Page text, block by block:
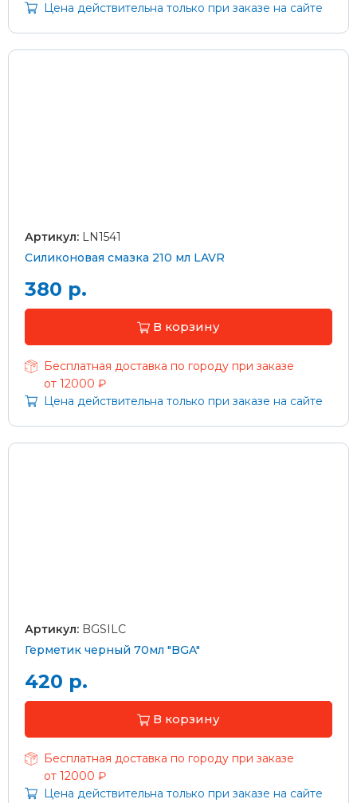
Цена действительна только при заказе на сайте
Артикул: LN1541
Силиконовая смазка 210 мл LAVR
380 р.
В корзину
Бесплатная доставка по городу при заказе
от 12000 ₽
Цена действительна только при заказе на сайте
Артикул: BGSILC
Герметик черный 70мл "BGA"
420 р.
В корзину
Бесплатная доставка по городу при заказе
от 12000 ₽
Цена действительна только при заказе на сайте